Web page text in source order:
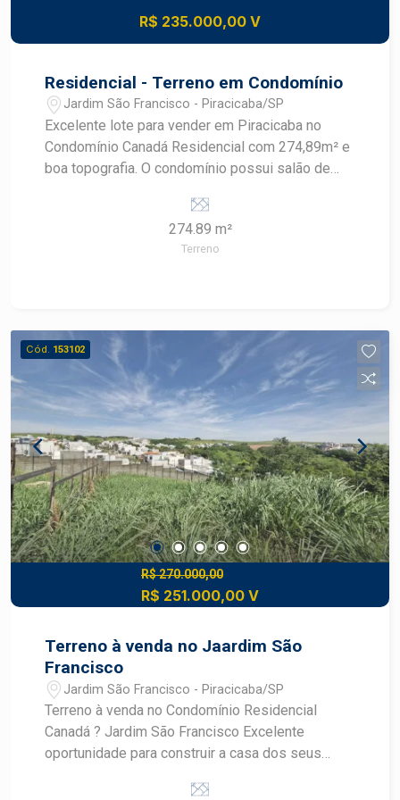
excelente oportunidade para quem deseja
investir em um imóvel em uma localização
um lugar que une tranquilidade e praticidade.
Agende uma visita
R$ 235.000,00 V
Residencial - Terreno em Condomínio
Jardim São Francisco - Piracicaba/SP
Excelente lote para vender em Piracicaba no
Condomínio Canadá Residencial com 274,89m² e
boa topografia. O condomínio possui salão de
espaço gourmet com varanda, salão de festas,
quiosques com churrasqueira, playground,
espaço Fitness, pista de Cooper, espaço Pet,
274.89 m²
Terreno
Cód. 153102
R$ 270.000,00
R$ 251.000,00 V
Terreno à venda no Jaardim São
Francisco
Jardim São Francisco - Piracicaba/SP
Terreno à venda no Condomínio Residencial
Canadá ? Jardim São Francisco Excelente
oportunidade para construir a casa dos seus